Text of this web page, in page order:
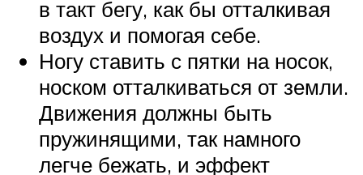
в такт бегу, как бы отталкивая
воздух и помогая себе.
Ногу ставить с пятки на носок,
носком отталкиваться от земли.
Движения должны быть
пружинящими, так намного
легче бежать, и эффект